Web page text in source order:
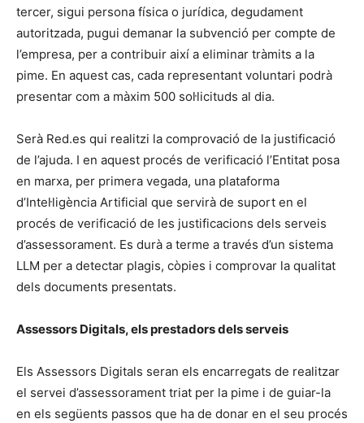
tercer, sigui persona física o jurídica, degudament
autoritzada, pugui demanar la subvenció per compte de
l’empresa, per a contribuir així a eliminar tràmits a la
pime. En aquest cas, cada representant voluntari podrà
presentar com a màxim 500 sol·licituds al dia.
Serà Red.es qui realitzi la comprovació de la justificació
de l’ajuda. I en aquest procés de verificació l’Entitat posa
en marxa, per primera vegada, una plataforma
d’Intel·ligència Artificial que servirà de suport en el
procés de verificació de les justificacions dels serveis
d’assessorament. Es durà a terme a través d’un sistema
LLM per a detectar plagis, còpies i comprovar la qualitat
dels documents presentats.
Assessors Digitals, els prestadors dels serveis
Els Assessors Digitals seran els encarregats de realitzar
el servei d’assessorament triat per la pime i de guiar-la
en els següents passos que ha de donar en el seu procés